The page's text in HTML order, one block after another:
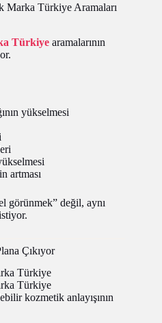
Marka Türkiye Aramaları
Türkiye aramalarının
yükselmesi
artması
görünmek” değil, aynı
Çıkıyor
kozmetik anlayışının